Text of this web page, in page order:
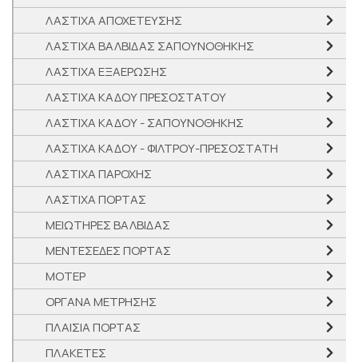
ΛΑΣΤΙΧΑ ΑΠΟΧΕΤΕΥΣΗΣ
ΛΑΣΤΙΧΑ ΒΑΛΒΙΔΑΣ ΣΑΠΟΥΝΟΘΗΚΗΣ
ΛΑΣΤΙΧΑ ΕΞΑΕΡΩΣΗΣ
ΛΑΣΤΙΧΑ ΚΑΔΟΥ ΠΡΕΣΟΣΤΑΤΟΥ
ΛΑΣΤΙΧΑ ΚΑΔΟΥ - ΣΑΠΟΥΝΟΘΗΚΗΣ
ΛΑΣΤΙΧΑ ΚΑΔΟΥ - ΦΙΛΤΡΟΥ-ΠΡΕΣΟΣΤΑΤH
ΛΑΣΤΙΧΑ ΠΑΡΟΧΗΣ
ΛΑΣΤΙΧΑ ΠΟΡΤΑΣ
ΜΕΙΩΤΗΡΕΣ ΒΑΛΒΙΔΑΣ
ΜΕΝΤΕΣΕΔΕΣ ΠΟΡΤΑΣ
ΜΟΤΕΡ
ΟΡΓΑΝΑ ΜΕΤΡΗΣΗΣ
ΠΛΑΙΣΙΑ ΠΟΡΤΑΣ
ΠΛΑΚΕΤΕΣ